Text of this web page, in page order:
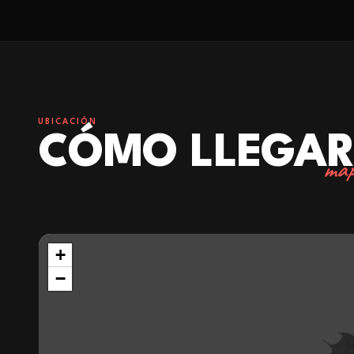
UBICACIÓN
CÓMO LLEGAR
+
−